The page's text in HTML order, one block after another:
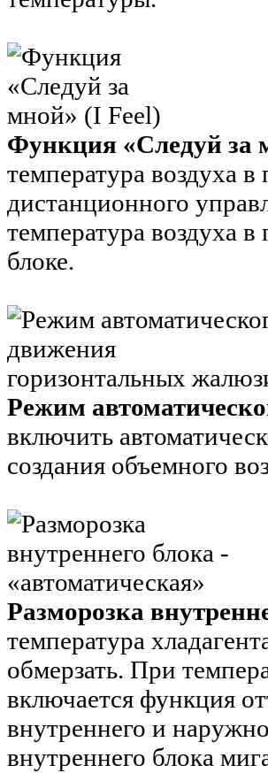
Функция «Следуй за
температура воздуха
дистанционного
температура воздуха
блоке.
Режим
включить
создания объемного
Разморозка
температура
обмерзать. При
включается функция
внутреннего и
внутреннего блока